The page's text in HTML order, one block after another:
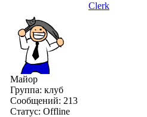
Clerk
Майор
Группа: клуб
Сообщений: 213
Статус: Offline